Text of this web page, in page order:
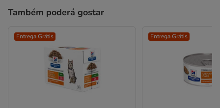
Também poderá gostar
Entrega Grátis Entrega Grátis